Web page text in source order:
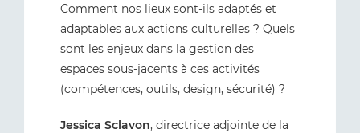
Comment nos lieux sont-ils adaptés et
adaptables aux actions culturelles ? Quels
sont les enjeux dans la gestion des
espaces sous-jacents à ces activités
(compétences, outils, design, sécurité) ?
Jessica Sclavon, directrice adjointe de la